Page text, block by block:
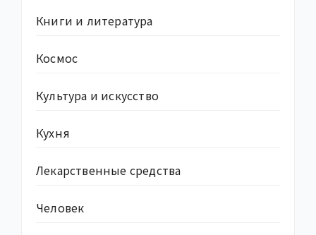
Книги и литература
Космос
Культура и искусство
Кухня
Лекарственные средства
Человек